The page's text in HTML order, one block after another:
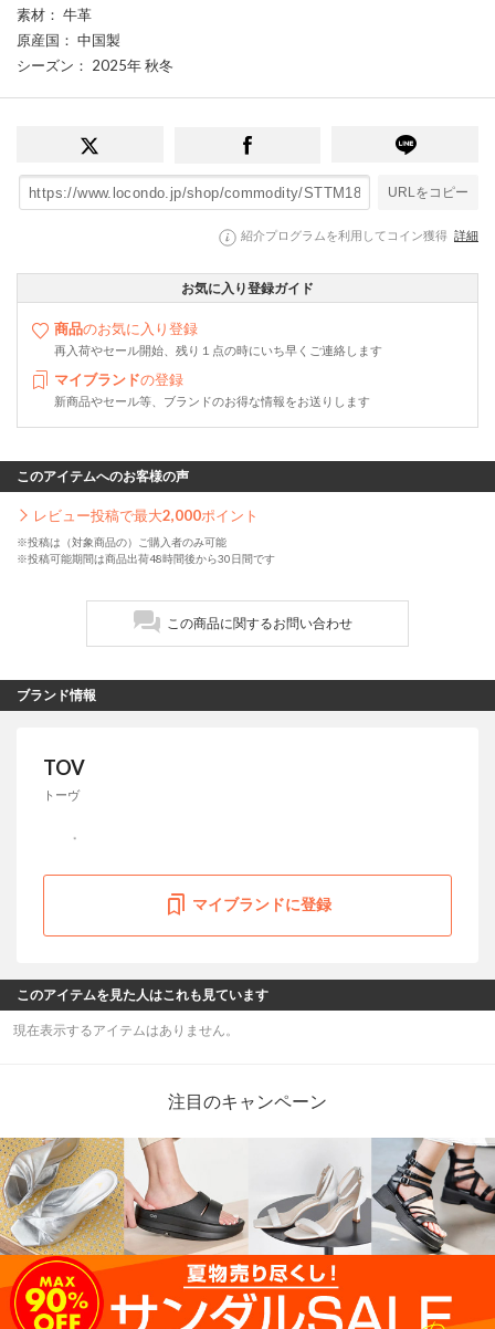
素材 ： 牛革
原産国 ： 中国製
シーズン ： 2025年 秋冬
URLをコピー
紹介プログラムを利用してコイン獲得 詳細
お気に入り登録ガイド
商品のお気に入り登録
再入荷やセール開始、残り１点の時にいち早くご連絡します
マイブランドの登録
新商品やセール等、ブランドのお得な情報をお送りします
このアイテムへのお客様の声
レビュー投稿で最大2,000ポイント
※投稿は（対象商品の）ご購入者のみ可能
※投稿可能期間は商品出荷48時間後から30日間です
この商品に関するお問い合わせ
ブランド情報
TOV
トーヴ
マイブランドに登録
このアイテムを見た人はこれも見ています
現在表示するアイテムはありません。
注目のキャンペーン